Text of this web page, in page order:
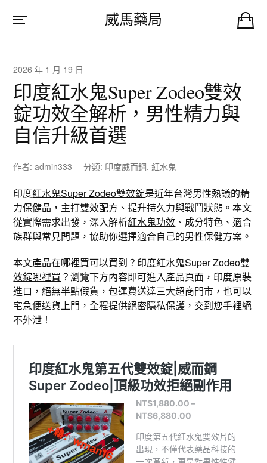
威馬藥局
2026 年 1 月 19 日
印度紅水鬼Super Zodeo雙效
錠功效全解析，男性精力與
自信升級首選
作者:admin333 分類: 印度威而鋼,紅水鬼
印度紅水鬼Super Zodeo雙效錠是近年台灣男性熱議的精
力保健品，主打雙效配方、提升持久力與戰鬥狀態。本文
從實際需求出發，深入解析紅水鬼功效 、成分特色、適合
族群與常見問題，協助你選擇適合自己的男性保健方案。
本文產品在哪裡買可以買到？ 印度紅水鬼Super Zodeo雙
效錠哪裡買 ？瀏覽下方內容即可進入產品頁面，印度原裝
進口，絕無半點假貨，包運費送達三大超商門市，也可以
宅急便送貨上門，全程提供絕密隱私保護，交到您手裡絕
不外泄！